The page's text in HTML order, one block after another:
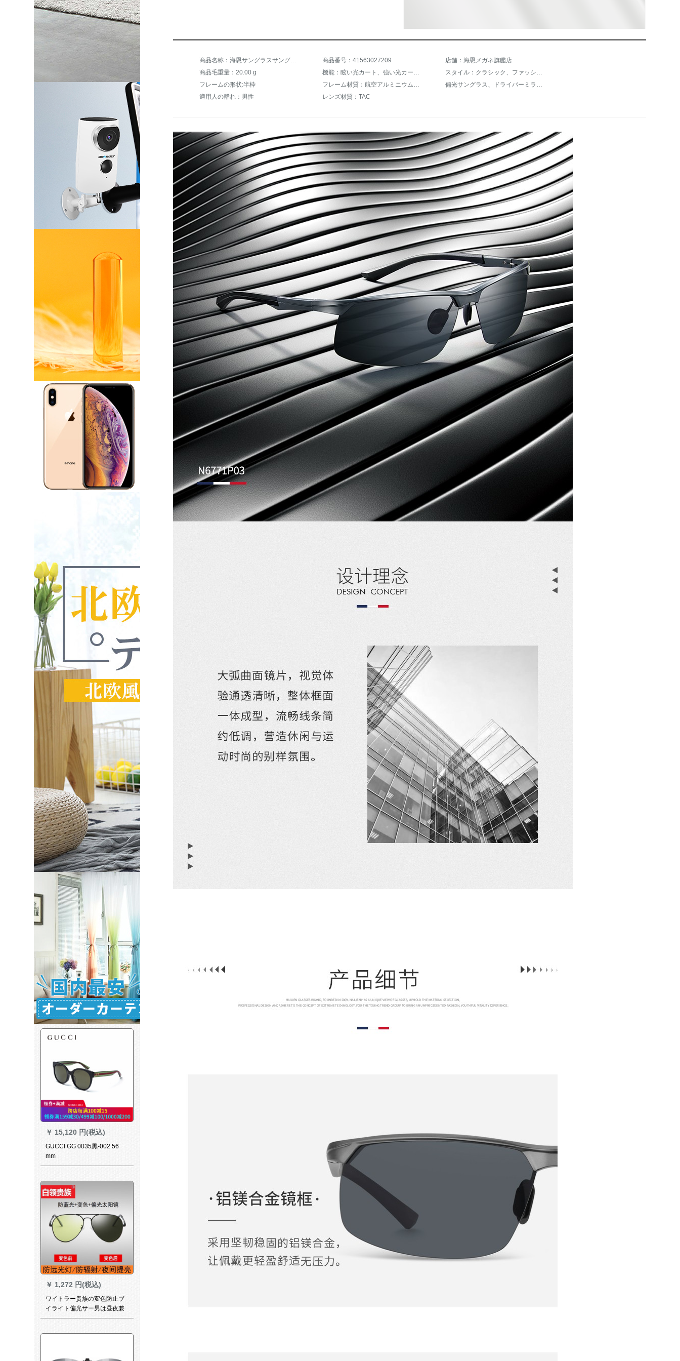
￥ 15,120 円(税込)
GUCCI GG 0035黒-002 56
mm
￥ 1,272 円(税込)
ワイトラー贵族の変色防止ブ
イライト偏光サー男は昼夜兼
用のメガネとシリス运転専门
商品名称：海恩サングラスサングラスサングラスサングラスサングラスサングラスメンズ2019年新品男性偏光カップルモデルティップ男女紫外線カット車でサングラス6771黒枠+灰片P 03 商品番号：41563027209
店舗：海恩メガネ旗艦店
商品毛重量：20.00 g
機能：眩い光カート、強い光カート、紫外線カット、偏光
スタイル：クラシック、ファッション、中性、オリジナルデザイン、パンクロック
フレームの形状:半枠
フレーム材質：航空アルミニウムマグネシウム
偏光サングラス、ドライバーミラー、スポツーサングラス
適用人の群れ：男性
レンズ材質：TAC